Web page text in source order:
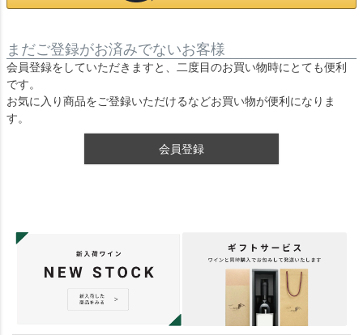
まだご登録がお済みでないお客様
会員登録をしていただきますと、二度目のお買い物時にとても便利
です。
お気に入り商品をご登録いただけるなどお買い物が便利になりま
す。
会員登録